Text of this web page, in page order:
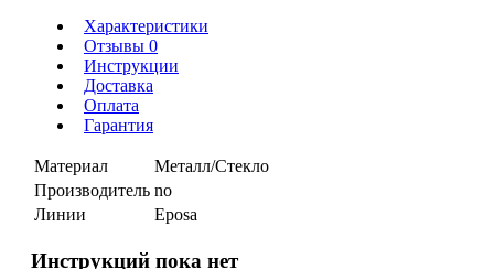
Характеристики
Отзывы 0
Инструкции
Доставка
Оплата
Гарантия
Материал
Металл/Стекло
Производитель no
Линии
Eposa
Инструкций пока нет